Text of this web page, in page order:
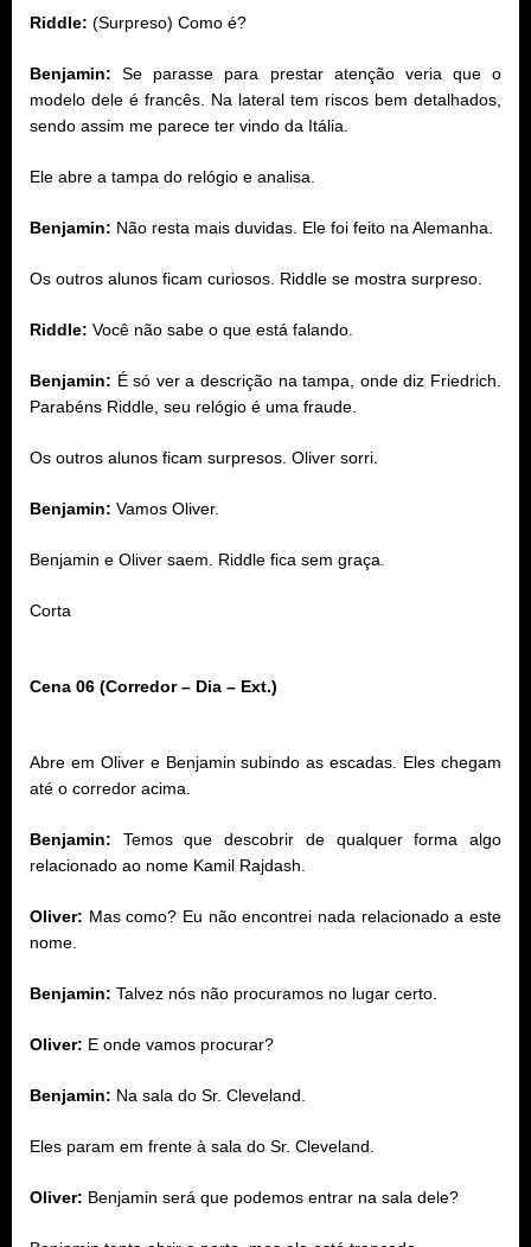
Riddle: (Surpreso) Como é?
Benjamin:
Se parasse para prestar atenção veria que o
modelo dele é francês. Na lateral tem riscos bem detalhados,
sendo assim me parece ter vindo da Itália.
Ele abre a tampa do relógio e analisa.
Benjamin: Não resta mais duvidas. Ele foi feito na Alemanha.
Os outros alunos ficam curiosos. Riddle se mostra surpreso.
Riddle: Você não sabe o que está falando.
Benjamin: É só ver a descrição na tampa, onde diz Friedrich.
Parabéns Riddle, seu relógio é uma fraude.
Os outros alunos ficam surpresos. Oliver sorri.
Benjamin: Vamos Oliver.
Benjamin e Oliver saem. Riddle fica sem graça.
Corta
Cena 06 (Corredor – Dia – Ext.)
Abre em Oliver e Benjamin subindo as escadas. Eles chegam
até o corredor acima.
Benjamin:
Temos que descobrir de qualquer forma algo
relacionado ao nome Kamil Rajdash.
Oliver: Mas como? Eu não encontrei nada relacionado a este
nome.
Benjamin: Talvez nós não procuramos no lugar certo.
Oliver: E onde vamos procurar?
Benjamin: Na sala do Sr. Cleveland.
Eles param em frente à sala do Sr. Cleveland.
Oliver: Benjamin será que podemos entrar na sala dele?